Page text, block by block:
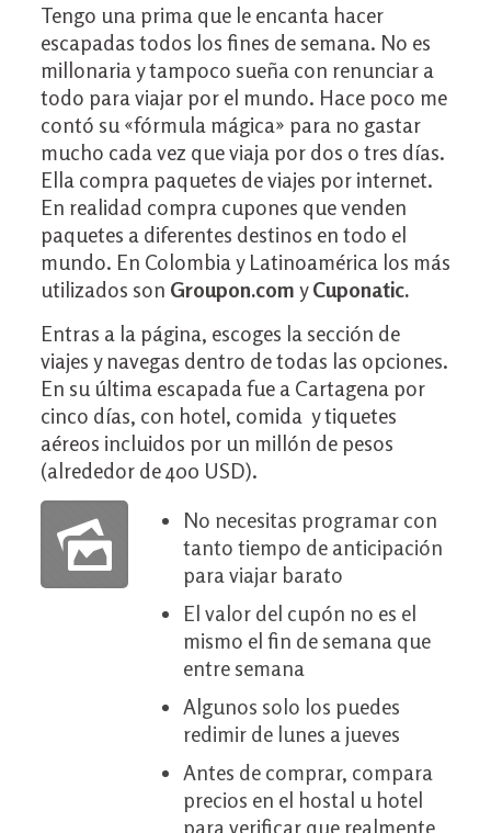
Tengo una prima que le encanta hacer
escapadas todos los fines de semana. No es
millonaria y tampoco sueña con renunciar a
todo para viajar por el mundo. Hace poco me
contó su «fórmula mágica» para no gastar
mucho cada vez que viaja por dos o tres días.
Ella compra paquetes de viajes por internet.
En realidad compra cupones que venden
paquetes a diferentes destinos en todo el
mundo. En Colombia y Latinoamérica los más
utilizados son Groupon.com yCuponatic.
Entras a la página, escoges la sección de
viajes y navegas dentro de todas las opciones.
En su última escapada fue a Cartagena por
cinco días, con hotel, comida y tiquetes
aéreos incluidos por un millón de pesos
(alrededor de 400 USD).
No necesitas programar con
tanto tiempo de anticipación
para viajar barato
El valor del cupón no es el
mismo el fin de semana que
entre semana
Algunos solo los puedes
redimir de lunes a jueves
Antes de comprar, compara
precios en el hostal u hotel
para verificar que realmente